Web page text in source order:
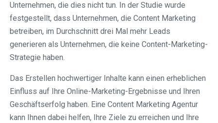
Unternehmen, die dies nicht tun. In der Studie wurde
festgestellt, dass Unternehmen, die Content Marketing
betreiben, im Durchschnitt drei Mal mehr Leads
generieren als Unternehmen, die keine Content-Marketing-
Strategie haben.
Das Erstellen hochwertiger Inhalte kann einen erheblichen
Einfluss auf Ihre Online-Marketing-Ergebnisse und Ihren
Geschäftserfolg haben. Eine Content Marketing Agentur
kann Ihnen dabei helfen, Ihre Ziele zu erreichen und Ihre